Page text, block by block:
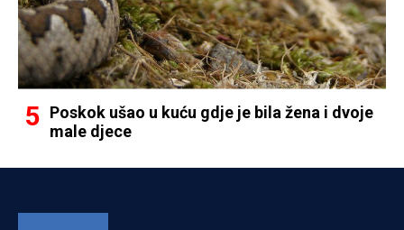
Poskok ušao u kuću gdje je bila žena i dvoje
male djece